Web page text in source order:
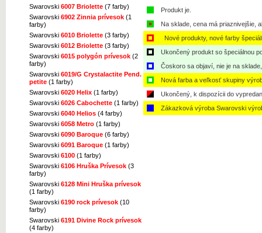
Swarovski 6007 Briolette (7 farby)
Swarovski 6902 Zinnia prívesok (1
farby)
Swarovski 6010 Briolette (3 farby)
Swarovski 6012 Briolette (3 farby)
Swarovski 6015 polygón prívesok (2
farby)
Swarovski 6019/G Crystalactite Pend.
petite (1 farby)
Swarovski 6020 Helix (1 farby)
Swarovski 6026 Cabochette (1 farby)
Swarovski 6040 Helios (4 farby)
Swarovski 6058 Metro (1 farby)
Swarovski 6090 Baroque (6 farby)
Swarovski 6091 Baroque (1 farby)
Swarovski 6100 (1 farby)
Swarovski 6106 Hruška Prívesok (3
farby)
Swarovski 6128 Mini Hruška prívesok
(1 farby)
Swarovski 6190 rock prívesok (10
farby)
Swarovski 6191 Divine Rock prívesok
(4 farby)
Produkt je.
Na sklade, cena má priaznivejšie,
Nové produkty, nové farby
Ukončený produkt so špeciálnou
Čoskoro sa objaví, nie je na
Nová farba a veľkosť skupiny
Ukončený, k dispozícii do
Zákazková výroba Swarovski